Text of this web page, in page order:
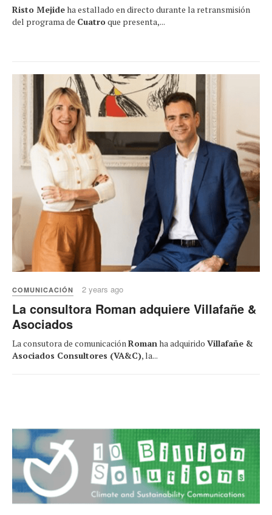
Risto Mejideha estallado en directo durante la retransmisión
del programa de Cuatroque presenta,...
COMUNICACIÓN 2 years ago
La consultora Roman adquiere Villafañe &
Asociados
La consutora de comunicación Roman ha adquirido Villafañe &
Asociados Consultores (VA&C), la...